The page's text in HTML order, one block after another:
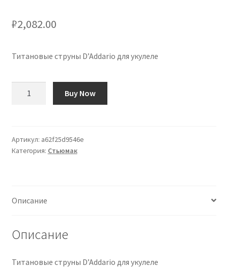
₽2,082.00
Титановые струны D’Addario для укулеле
Titanium
Ukelele
Buy Now
Артикул: a62f25d9546e
Категория: Стьюмак
Описание
Описание
Титановые струны D’Addario для укулеле